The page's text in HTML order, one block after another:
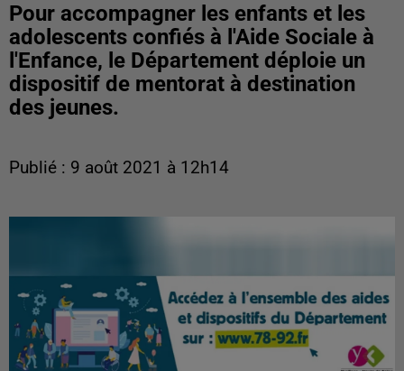
Pour accompagner les enfants et les
adolescents confiés à l'Aide Sociale à
l'Enfance, le Département déploie un
dispositif de mentorat à destination
des jeunes.
Publié : 9 août 2021 à 12h14